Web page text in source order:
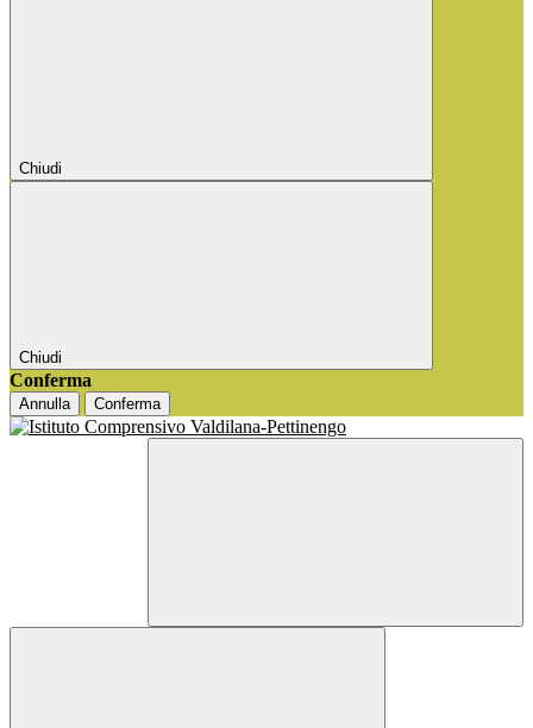
Chiudi
Chiudi
Conferma
Annulla Conferma